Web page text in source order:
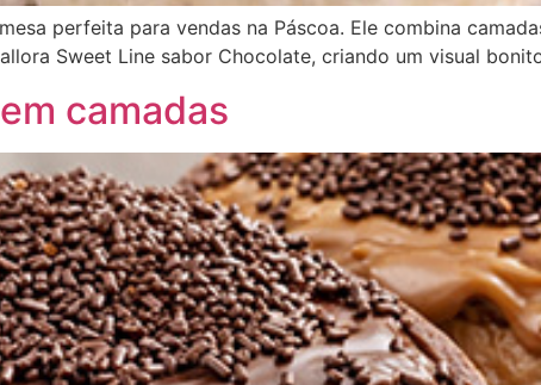
perfeita para vendas na Páscoa. Ele combina
Sweet Line sabor Chocolate, criando um visual
camadas